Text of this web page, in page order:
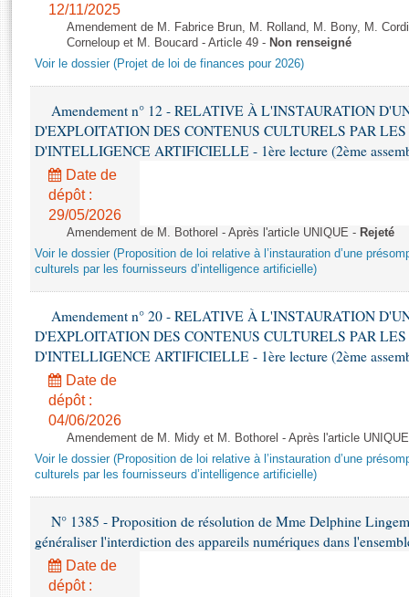
Rapports d'information
Rapports d'enquête
Rapports sur l'application des lois
Baromètre de l’application des lois
Dossiers législatifs
Budget et sécurité sociale
Questions écrites et orales
Comptes rendus des débats
Anciennes législatures
Liens vers les sites publics
12/11/2025
Amendement de M. Fabrice Brun, M. Rolland, M. Bony, M.
Corneloup et M. Boucard - Article 49 - Non renseigné
Voir le dossier (Projet de loi de finances pour 2026)
Amendement n° 12 - RELATIVE À L'INSTAURATION
D'EXPLOITATION DES CONTENUS CULTURELS PAR LES
D'INTELLIGENCE ARTIFICIELLE - 1ère lecture (2ème
Date de
dépôt :
29/05/2026
Amendement de M. Bothorel - Après l'article UNIQUE - Rejeté
Voir le dossier (Proposition de loi relative à l’instauration d’une
culturels par les fournisseurs d’intelligence artificielle)
Amendement n° 20 - RELATIVE À L'INSTAURATION
D'EXPLOITATION DES CONTENUS CULTURELS PAR LES
D'INTELLIGENCE ARTIFICIELLE - 1ère lecture (2ème
Date de
dépôt :
04/06/2026
Amendement de M. Midy et M. Bothorel - Après l'article
Voir le dossier (Proposition de loi relative à l’instauration d’une
culturels par les fournisseurs d’intelligence artificielle)
N° 1385 - Proposition de résolution de Mme Delphine
généraliser l'interdiction des appareils numériques dans
Date de
dépôt :